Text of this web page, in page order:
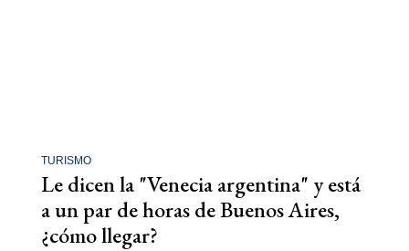
TURISMO
Le dicen la "Venecia argentina" y está
a un par de horas de Buenos Aires,
¿cómo llegar?